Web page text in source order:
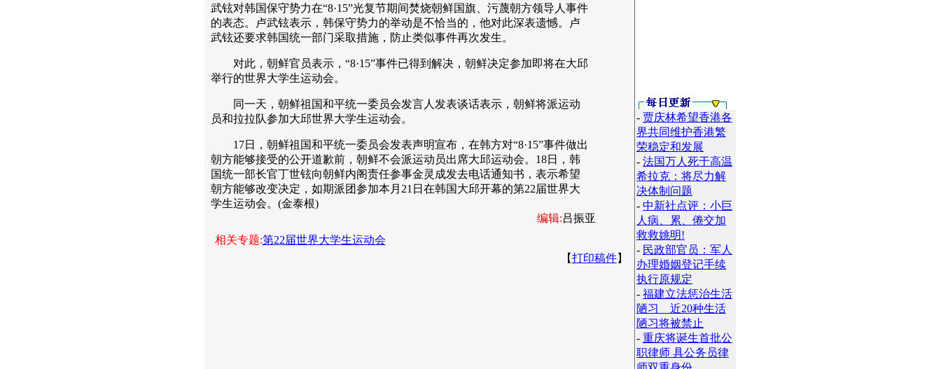
武铉对韩国保守势力在“8·15”光复节期间焚烧朝鲜国旗、污蔑朝方领导人事件
的表态。卢武铉表示，韩保守势力的举动是不恰当的，他对此深表遗憾。卢
武铉还要求韩国统一部门采取措施，防止类似事件再次发生。
对此，朝鲜官员表示，“8·15”事件已得到解决，朝鲜决定参加即将在大邱
举行的世界大学生运动会。
同一天，朝鲜祖国和平统一委员会发言人发表谈话表示，朝鲜将派运动
员和拉拉队参加大邱世界大学生运动会。
17日，朝鲜祖国和平统一委员会发表声明宣布，在韩方对“8·15”事件做出
朝方能够接受的公开道歉前，朝鲜不会派运动员出席大邱运动会。18日，韩
国统一部长官丁世铉向朝鲜内阁责任参事金灵成发去电话通知书，表示希望
朝方能够改变决定，如期派团参加本月21日在韩国大邱开幕的第22届世界大
学生运动会。(金泰根)
编辑:吕振亚
相关专题:第22届世界大学生运动会
【打印稿件】
- 贾庆林希望香港各
界共同维护香港繁
荣稳定和发展
- 法国万人死于高温
希拉克：将尽力解
决体制问题
- 中新社点评：小巨
人病、累、倦交加
救救姚明!
- 民政部官员：军人
办理婚姻登记手续
执行原规定
- 福建立法惩治生活
陋习 近20种生活
陋习将被禁止
- 重庆将诞生首批公
职律师 具公务员律